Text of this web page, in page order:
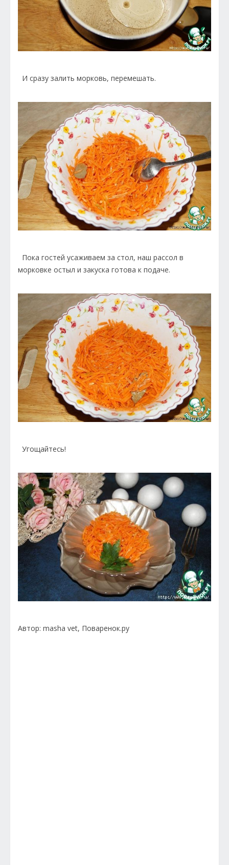
И сразу залить морковь, перемешать.
Пока гостей усаживаем за стол, наш рассол в
морковке остыл и закуска готова к подаче.
Угощайтесь!
Автор: masha vet, Поваренок.ру